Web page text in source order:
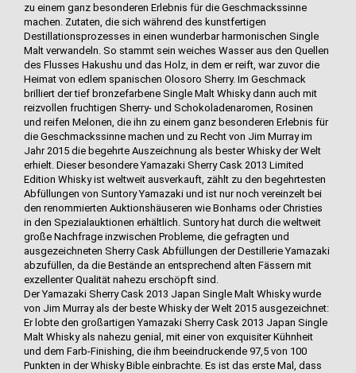
zu einem ganz besonderen Erlebnis für die Geschmackssinne
machen. Zutaten, die sich während des kunstfertigen
Destillationsprozesses in einen wunderbar harmonischen Single
Malt verwandeln. So stammt sein weiches Wasser aus den Quellen
des Flusses Hakushu und das Holz, in dem er reift, war zuvor die
Heimat von edlem spanischen Olosoro Sherry. Im Geschmack
brilliert der tief bronzefarbene Single Malt Whisky dann auch mit
reizvollen fruchtigen Sherry- und Schokoladenaromen, Rosinen
und reifen Melonen, die ihn zu einem ganz besonderen Erlebnis für
die Geschmackssinne machen und zu Recht von Jim Murray im
Jahr 2015 die begehrte Auszeichnung als bester Whisky der Welt
erhielt. Dieser besondere Yamazaki Sherry Cask 2013 Limited
Edition Whisky ist weltweit ausverkauft, zählt zu den begehrtesten
Abfüllungen von Suntory Yamazaki und ist nur noch vereinzelt bei
den renommierten Auktionshäuseren wie Bonhams oder Christies
in den Spezialauktionen erhältlich. Suntory hat durch die weltweit
große Nachfrage inzwischen Probleme, die gefragten und
ausgezeichneten Sherry Cask Abfüllungen der Destillerie Yamazaki
abzufüllen, da die Bestände an entsprechend alten Fässern mit
exzellenter Qualität nahezu erschöpft sind.
Der Yamazaki Sherry Cask 2013 Japan Single Malt Whisky wurde
von Jim Murray als der beste Whisky der Welt 2015 ausgezeichnet:
Er lobte den großartigen Yamazaki Sherry Cask 2013 Japan Single
Malt Whisky als nahezu genial, mit einer von exquisiter Kühnheit
und dem Farb-Finishing, die ihm beeindruckende 97,5 von 100
Punkten in der Whisky Bible einbrachte. Es ist das erste Mal, dass